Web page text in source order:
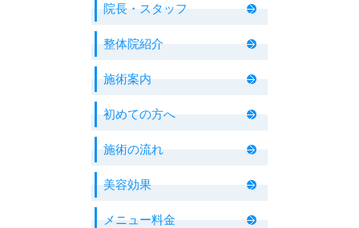
院長・スタッフ
整体院紹介
施術案内
初めての方へ
施術の流れ
美容効果
メニュー料金